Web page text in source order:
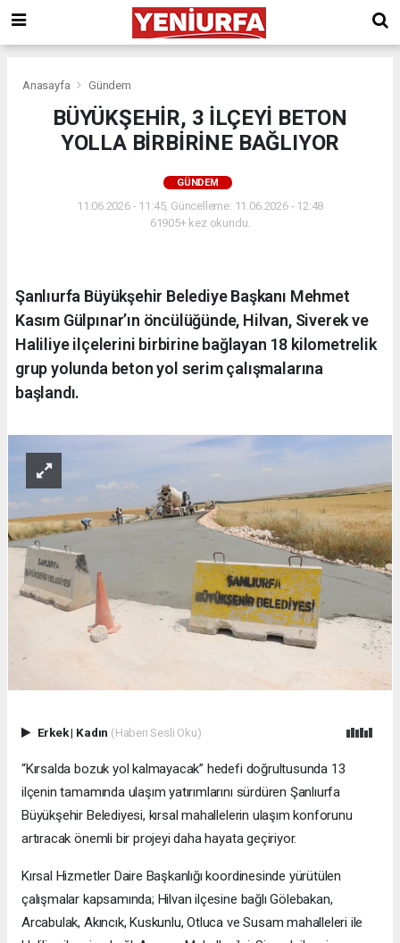
Anasayfa Gündem
BÜYÜKŞEHİR, 3 İLÇEYİ BETON
YOLLA BİRBİRİNE BAĞLIYOR
GÜNDEM
11.06.2026 - 11:45, Güncelleme: 11.06.2026 - 12:48
61905+ kez okundu.
Şanlıurfa Büyükşehir Belediye Başkanı Mehmet
Kasım Gülpınar’ın öncülüğünde, Hilvan, Siverek ve
Haliliye ilçelerini birbirine bağlayan 18 kilometrelik
grup yolunda beton yol serim çalışmalarına
başlandı.
Erkek| Kadın (Haberi Sesli Oku)
“Kırsalda bozuk yol kalmayacak” hedefi doğrultusunda 13
ilçenin tamamında ulaşım yatırımlarını sürdüren Şanlıurfa
Büyükşehir Belediyesi, kırsal mahallelerin ulaşım konforunu
artıracak önemli bir projeyi daha hayata geçiriyor.
Kırsal Hizmetler Daire Başkanlığı koordinesinde yürütülen
çalışmalar kapsamında; Hilvan ilçesine bağlı Gölebakan,
Arcabulak, Akıncık, Kuskunlu, Otluca ve Susam mahalleleri ile